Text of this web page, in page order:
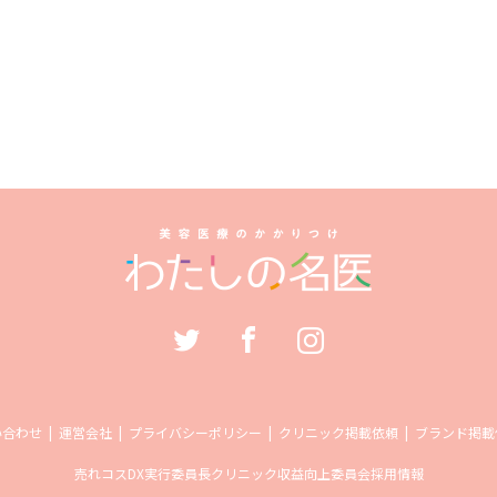
わせ 運営会社 プライバシーポリシー クリニック掲載依頼 ブランド掲
売れコスDX実行委員長クリニック収益向上委員会採用情報